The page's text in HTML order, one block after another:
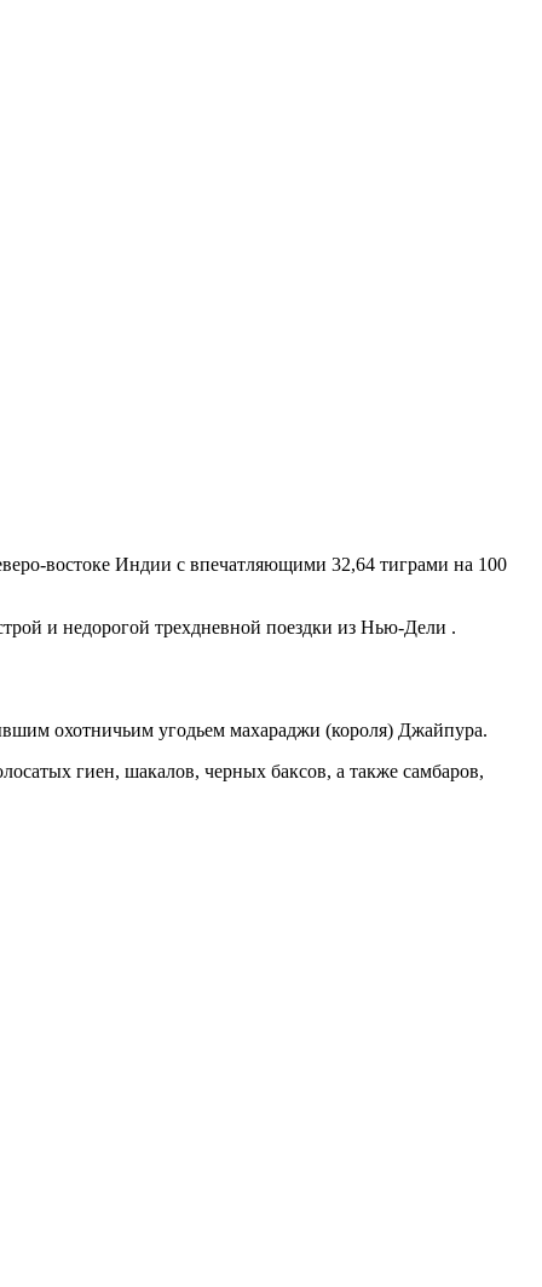
востоке Индии с впечатляющими 32,64 тиграми на 100
и недорогой трехдневной поездки из Нью-Дели .
охотничьим угодьем махараджи (короля) Джайпура.
гиен, шакалов, черных баксов, а также самбаров,